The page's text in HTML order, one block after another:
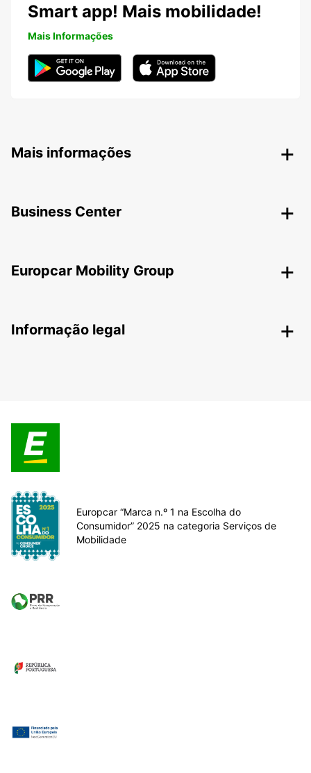
Smart app! Mais mobilidade!
Mais Informações
Mais informações
Business Center
Europcar Mobility Group
Informação legal
Europcar “Marca n.º 1 na Escolha do
Consumidor” 2025 na categoria Serviços de
Mobilidade